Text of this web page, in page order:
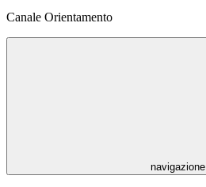
Canale Orientamento
navigazione